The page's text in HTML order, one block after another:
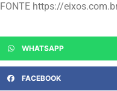
FONTE https://
WHATSAPP
FACEBOOK